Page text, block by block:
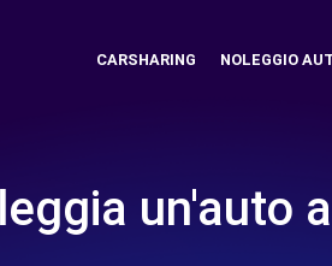
CARSHARING NOLEGGIO
un'auto a